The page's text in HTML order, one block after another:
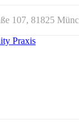
107, 81825